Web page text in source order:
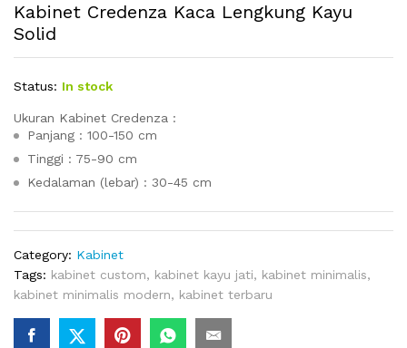
Kabinet Credenza Kaca Lengkung Kayu
Solid
Status: In stock
Ukuran Kabinet Credenza :
Panjang : 100-150 cm
Tinggi : 75-90 cm
Kedalaman (lebar) : 30-45 cm
Category: Kabinet
Tags: kabinet custom, kabinet kayu jati, kabinet minimalis,
kabinet minimalis modern, kabinet terbaru